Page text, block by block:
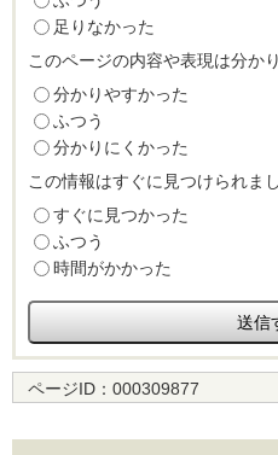
足りなかった
このページの内容や表現は分か
分かりやすかった
ふつう
分かりにくかった
この情報はすぐに見つけられま
すぐに見つかった
ふつう
時間がかかった
ページID： 000309877